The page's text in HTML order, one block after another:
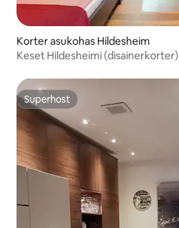
Korter asukohas Hildesheim
Keset Hildesheimi (disainerkorter)
Superhost
Superhost